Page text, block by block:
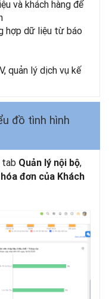
và khách hàng để
hợp dữ liệu từ báo
quản lý dịch vụ kế
đồ tình hình
tab Quản lý nội bộ,
đơn của Khách